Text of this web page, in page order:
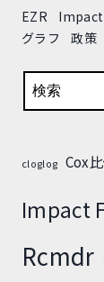
EZR
グラフ
政策
検索
cloglog Cox
Impact
Rcmdr